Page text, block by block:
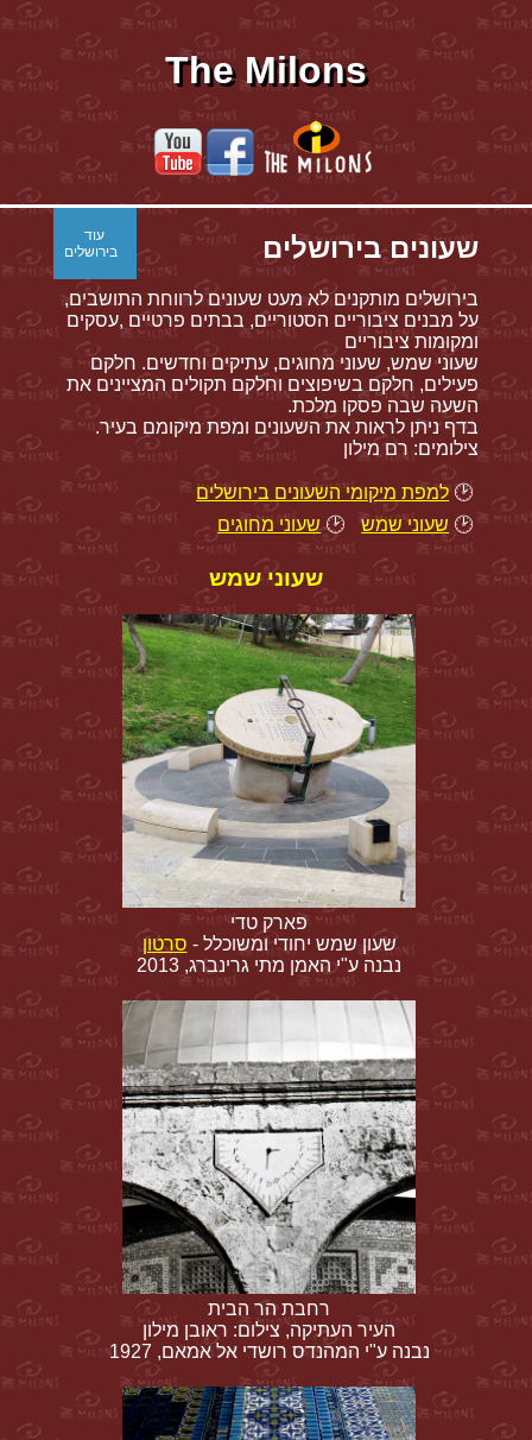
The Milons
עוד
בירושלים
שעונים בירושלים
בירושלים מותקנים לא מעט שעונים לרווחת התושבים,
על מבנים ציבוריים הסטוריים, בבתים פרטיים ,עסקים
ומקומות ציבוריים
שעוני שמש, שעוני מחוגים, עתיקים וחדשים. חלקם
פעילים, חלקם בשיפוצים וחלקם תקולים המציינים את
השעה שבה פסקו מלכת.
בדף ניתן לראות את השעונים ומפת מיקומם בעיר.
צילומים: רם מילון
🕑 למפת מיקומי השעונים בירושלים
🕑 שעוני שמש 🕑שעוני מחוגים
שעוני שמש
פארק טדי
שעון שמש יחודי ומשוכלל - סרטון
נבנה ע"י האמן מתי גרינברג, 2013
רחבת הר הבית
העיר העתיקה, צילום: ראובן מילון
נבנה ע"י המהנדס רושדי אל אמאם, 1927